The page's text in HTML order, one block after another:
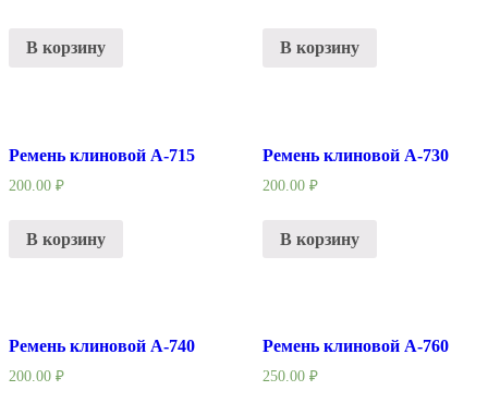
В корзину В корзину
Ремень клиновой А-715
200.00 ₽
В корзину
Ремень клиновой А-730
200.00 ₽
В корзину
Ремень клиновой А-740
200.00 ₽
Ремень клиновой А-760
250.00 ₽